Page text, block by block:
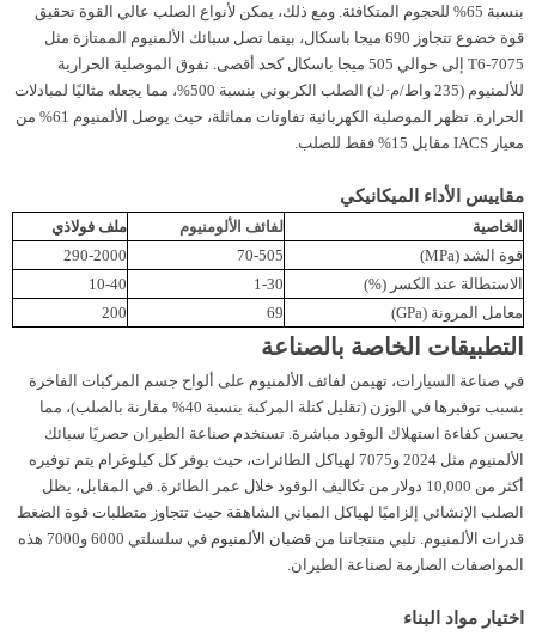
بنسبة 65% للحجوم المتكافئة. ومع ذلك، يمكن لأنواع الصلب عالي القوة تحقيق
قوة خضوع تتجاوز 690 ميجا باسكال، بينما تصل سبائك الألمنيوم الممتازة مثل
7075-T6 إلى حوالي 505 ميجا باسكال كحد أقصى. تفوق الموصلية الحرارية
للألمنيوم (235 واط/م·ك) الصلب الكربوني بنسبة 500%، مما يجعله مثاليًا لمبادلات
الحرارة. تظهر الموصلية الكهربائية تفاوتات مماثلة، حيث يوصل الألمنيوم 61% من
معيار IACS مقابل 15% فقط للصلب.
مقاييس الأداء الميكانيكي
الخاصية لفائف الألومنيوم
ملف فولاذي
قوة الشد (MPa)
70-505
290-2000
الاستطالة عند الكسر (%)
1-30
10-40
معامل المرونة (GPa)
69
200
التطبيقات الخاصة بالصناعة
في صناعة السيارات، تهيمن لفائف الألمنيوم على ألواح جسم المركبات الفاخرة
بسبب توفيرها في الوزن (تقليل كتلة المركبة بنسبة 40% مقارنة بالصلب)، مما
يحسن كفاءة استهلاك الوقود مباشرة. تستخدم صناعة الطيران حصريًا سبائك
الألمنيوم مثل 2024 و7075 لهياكل الطائرات، حيث يوفر كل كيلوغرام يتم توفيره
أكثر من 10,000 دولار من تكاليف الوقود خلال عمر الطائرة. في المقابل، يظل
الصلب الإنشائي إلزاميًا لهياكل المباني الشاهقة حيث تتجاوز متطلبات قوة الضغط
قدرات الألمنيوم. تلبي منتجاتنا من قضبان الألمنيوم
في سلسلتي 6000 و7000 هذه
المواصفات الصارمة لصناعة الطيران.
اختيار مواد البناء